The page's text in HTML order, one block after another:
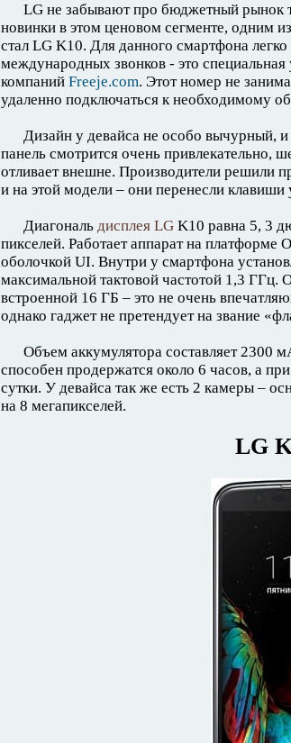
LG не забывают про бюджетный рынок
новинки в этом ценовом сегменте, одним
стал LG K10. Для данного смартфона
международных звонков - это
компаний Freeje.com. Этот номер не
удаленно подключаться к необходимому
Дизайн у девайса не особо вычурный, и
панель смотрится очень привлекательно,
отливает внешне. Производители решили
и на этой модели – они перенесли
Диагональ дисплея LG K10 равна 5, 3
пикселей. Работает аппарат на
оболочкой UI. Внутри у смартфона
максимальной тактовой частотой 1,3 ГГц.
встроенной 16 ГБ – это не очень
однако гаджет не претендует на звание
Объем аккумулятора составляет 2300
способен продержатся около 6 часов, а
сутки. У девайса так же есть 2 камеры –
на 8 мегапикселей.
LG